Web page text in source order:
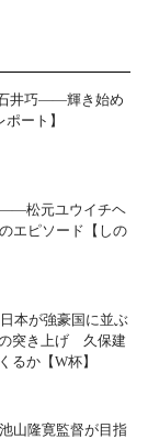
井巧――輝き始め
ート】
――松元ユウイチヘ
エピソード【しの
本が強豪国に並ぶ
突き上げ 久保建
るか【W杯】
山隆寛監督が目指